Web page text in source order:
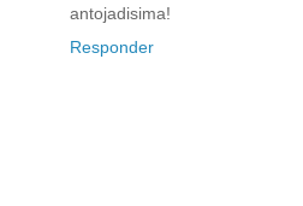
antojadisima!
Responder